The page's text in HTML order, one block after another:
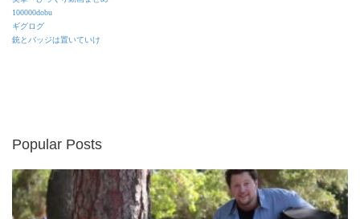
100000dobu
ギグログ
銃とバッジは置いていけ
Popular Posts